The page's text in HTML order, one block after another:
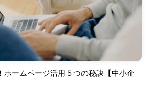
ホームページ活用５つの秘訣【中小企